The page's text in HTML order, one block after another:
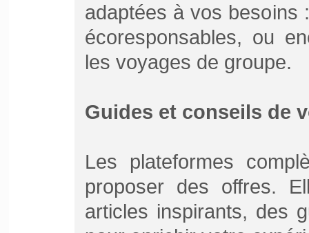
adaptées à vos besoins
écoresponsables, ou
les voyages de groupe.
Guides et conseils de
Les plateformes
proposer des offres.
articles inspirants, des